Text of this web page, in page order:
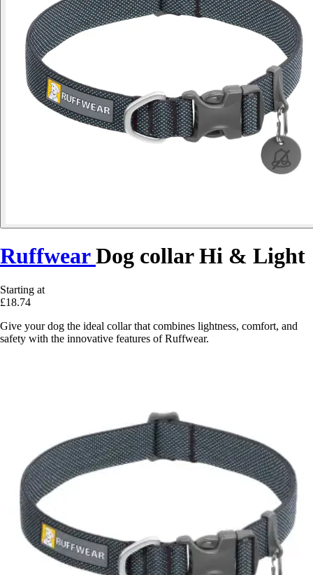
RuffwearDog collar Hi & Light
Starting at
£18.74
Give your dog the ideal collar that combines lightness, comfort, and
safety with the innovative features of Ruffwear.